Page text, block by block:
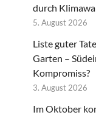
durch
5. August 2026
Liste guter
Garten –
Kompromiss?
3. August 2026
Im Oktober